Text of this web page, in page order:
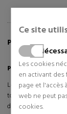
Ce site
Les cookies
en activant
page et l'accès
web ne peut
cookies.
PLUS
Phyto Eye Twist
Le Phyto Eye Twist
tout-en-un qui
design pratique et